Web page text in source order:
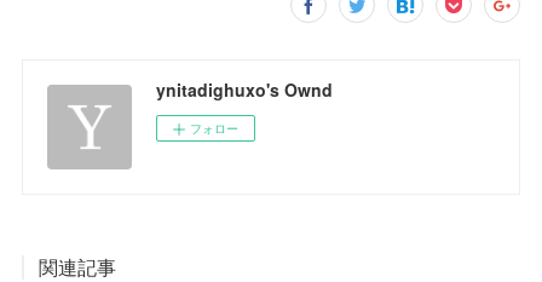
ynitadighuxo's Ownd
フォロー
関連記事